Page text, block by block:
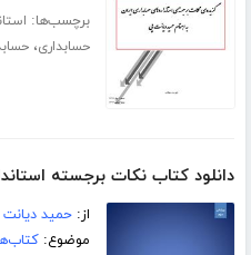
برچسب‌ها:
حسابداری،
دانلود کتاب نکات برجسته
از:حمید
موضوع: